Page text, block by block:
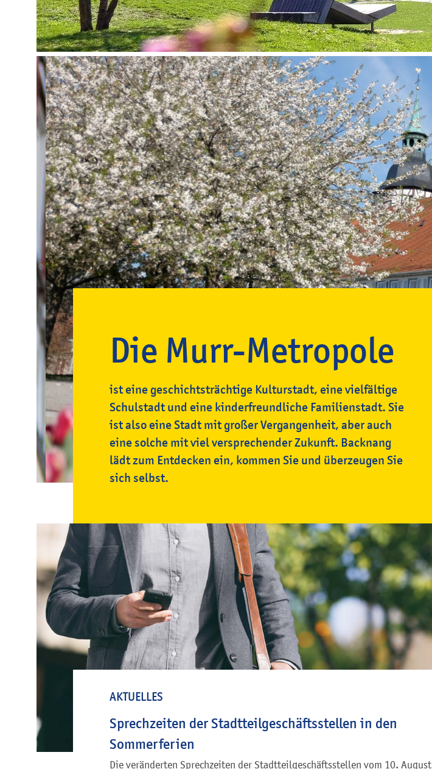
Die Murr-Metropole
ist eine geschichtsträchtige Kulturstadt, eine vielfältige
Schulstadt und eine kinderfreundliche Familienstadt. Sie
ist also eine Stadt mit großer Vergangenheit, aber auch
eine solche mit viel versprechender Zukunft. Backnang
lädt zum Entdecken ein, kommen Sie und überzeugen Sie
sich selbst.
AKTUELLES
Sprechzeiten der Stadtteilgeschäftsstellen in den
Sommerferien
Die veränderten Sprechzeiten der Stadtteilgeschäftsstellen vom 10. August